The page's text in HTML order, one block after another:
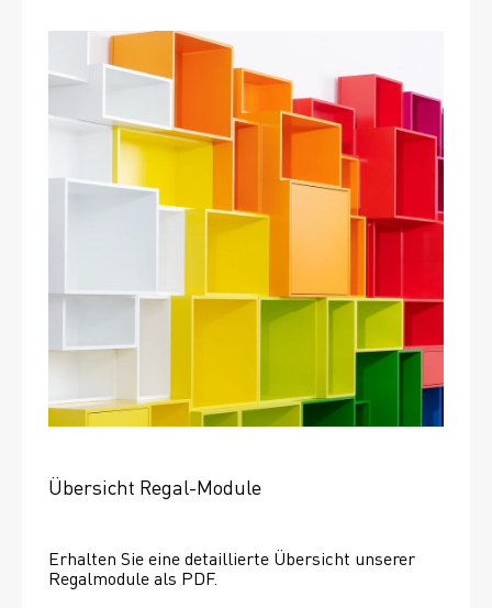
Übersicht Regal-Module
Erhalten Sie eine detaillierte Übersicht unserer
Regalmodule als PDF.